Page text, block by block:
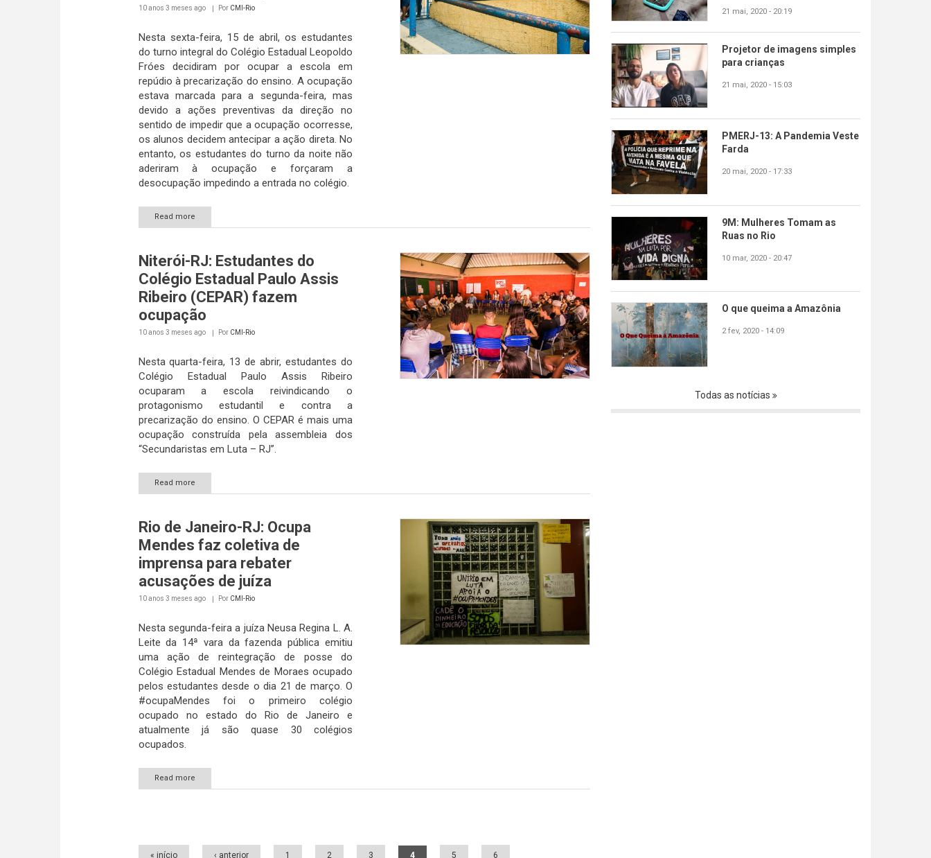
10 anos 3 meses ago Por CMI-Rio
Nesta sexta-feira, 15 de abril, os estudantes
do turno integral do Colégio Estadual Leopoldo
Fróes decidiram por ocupar a escola em
repúdio à precarização do ensino. A ocupação
estava marcada para a segunda-feira, mas
devido a ações preventivas da direção no
sentido de impedir que a ocupação ocorresse,
os alunos decidem antecipar a ação direta. No
entanto, os estudantes do turno da noite não
aderiram à ocupação e forçaram a
desocupação impedindo a entrada no colégio.
Read more
Niterói-RJ: Estudantes do
Colégio Estadual Paulo Assis
Ribeiro (CEPAR) fazem
ocupação
10 anos 3 meses ago Por CMI-Rio
Nesta quarta-feira, 13 de abrir, estudantes do
Colégio Estadual Paulo Assis Ribeiro
ocuparam a escola reivindicando o
protagonismo estudantil e contra a
precarização do ensino. O CEPAR é mais uma
ocupação construída pela assembleia dos
“Secundaristas em Luta – RJ”.
Read more
Rio de Janeiro-RJ: Ocupa
Mendes faz coletiva de
imprensa para rebater
acusações de juíza
10 anos 3 meses ago Por CMI-Rio
Nesta segunda-feira a juíza Neusa Regina L. A.
Leite da 14ª vara da fazenda pública emitiu
uma ação de reintegração de posse do
Colégio Estadual Mendes de Moraes ocupado
pelos estudantes desde o dia 21 de março. O
#ocupaMendes foi o primeiro colégio
ocupado no estado do Rio de Janeiro e
atualmente já são quase 30 colégios
ocupados.
Read more
Páginas
« início ‹ anterior 1 2 3 4 5 6
21 mai, 2020 - 20:19
Projetor de imagens simples
para crianças
21 mai, 2020 - 15:03
PMERJ-13: A Pandemia Veste
Farda
20 mai, 2020 - 17:33
9M: Mulheres Tomam as
Ruas no Rio
10 mar, 2020 - 20:47
O que queima a Amazônia
2 fev, 2020 - 14:09
Todas as notícias